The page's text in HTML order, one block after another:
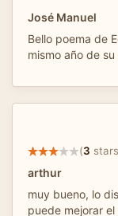
José Manuel
Bello poema de
mismo año de
(3
arthur
muy bueno, lo
puede mejorar